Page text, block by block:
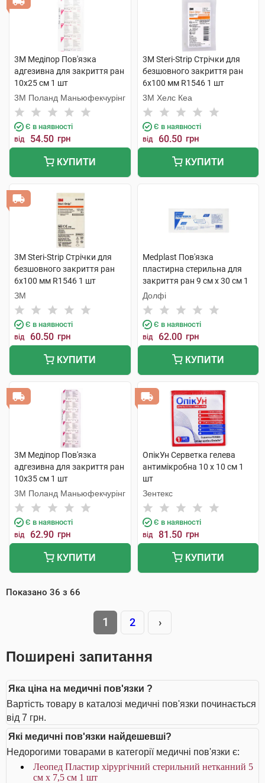
3M Медіпор Пов'язка
адгезивна для закриття ран
10х25 см 1 шт
3M Поланд Маньюфекчурінг
Є в наявності
від 54.50 грн
КУПИТИ
3M Steri-Strip Стрічки для
безшовного закриття ран
6х100 мм R1546 1 шт
3M Хелс Кеа
Є в наявності
від 60.50 грн
КУПИТИ
3M Steri-Strip Стрічки для
безшовного закриття ран
6х100 мм R1546 1 шт
ЗМ
Є в наявності
від 60.50 грн
КУПИТИ
Medplast Пов'язка
пластирна стерильна для
закриття ран 9 см х 30 см 1
шт
Долфі
Є в наявності
від 62.00 грн
КУПИТИ
3M Медіпор Пов'язка
адгезивна для закриття ран
10х35 см 1 шт
3M Поланд Маньюфекчурінг
Є в наявності
від 62.90 грн
КУПИТИ
ОпікУн Серветка гелева
антимікробна 10 x 10 см 1
шт
Зентекс
Є в наявності
від 81.50 грн
КУПИТИ
Показано 36 з 66
1 2 ›
Поширені запитання
Яка ціна на медичні пов'язки ?
Вартість товару в каталозі медичні пов'язки починається
від 7 грн.
Які медичні пов'язки найдешевші?
Недорогими товарами в категорії медичні пов'язки є:
Леопед Пластир хірургічний стерильний нетканний 5
см х 7,5 см 1 шт